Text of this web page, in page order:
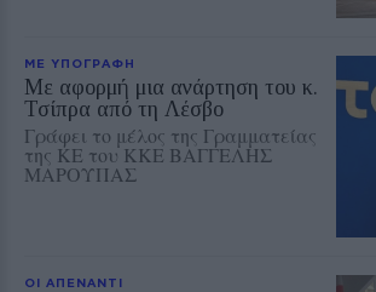
ΜΕ ΥΠΟΓΡΑΦΗ
Με αφορμή μια ανάρτηση του κ.
Τσίπρα από τη Λέσβο
Γράφει το μέλος της Γραμματείας
της ΚΕ του ΚΚΕ ΒΑΓΓΕΛΗΣ
ΜΑΡΟΥΠΑΣ
ΟΙ ΑΠΕΝΑΝΤΙ